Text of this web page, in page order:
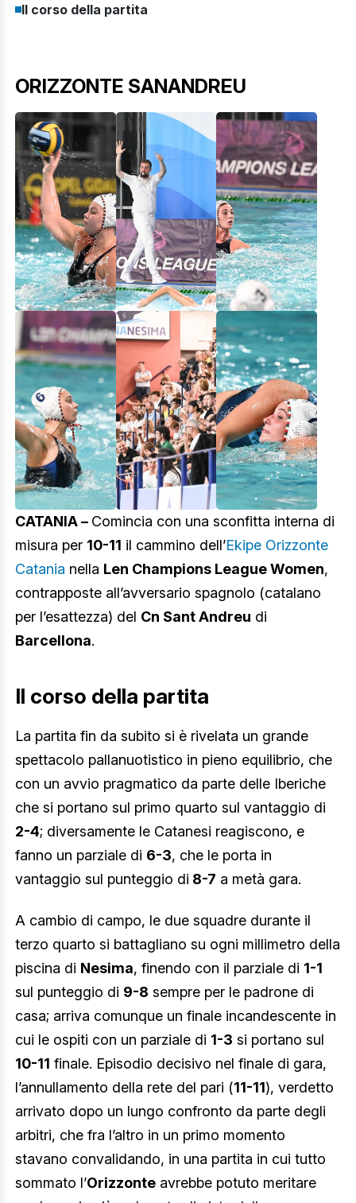
Il corso della partita
ORIZZONTE SANANDREU
CATANIA – Comincia con una sconfitta interna di
misura per 10-11 il cammino dell’Ekipe Orizzonte
Catania nella Len Champions League Women,
contrapposte all’avversario spagnolo (catalano
per l’esattezza) del Cn Sant Andreu di
Barcellona.
Il corso della partita
La partita fin da subito si è rivelata un grande
spettacolo pallanuotistico in pieno equilibrio, che
con un avvio pragmatico da parte delle Iberiche
che si portano sul primo quarto sul vantaggio di
2-4; diversamente le Catanesi reagiscono, e
fanno un parziale di 6-3, che le porta in
vantaggio sul punteggio di 8-7 a metà gara.
A cambio di campo, le due squadre durante il
terzo quarto si battagliano su ogni millimetro della
piscina di Nesima, finendo con il parziale di 1-1
sul punteggio di 9-8 sempre per le padrone di
casa; arriva comunque un finale incandescente in
cui le ospiti con un parziale di 1-3 si portano sul
10-11 finale. Episodio decisivo nel finale di gara,
l’annullamento della rete del pari (11-11), verdetto
arrivato dopo un lungo confronto da parte degli
arbitri, che fra l’altro in un primo momento
stavano convalidando, in una partita in cui tutto
sommato l’Orizzonte avrebbe potuto meritare